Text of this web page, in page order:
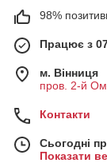
98%
Працює з
м. Вінниця
пров. 2-й
Контакти
Сьогодні
Показати